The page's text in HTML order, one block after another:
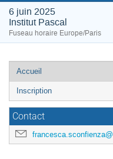
6 juin 2025
Institut Pascal
Fuseau horaire Europe/Paris
Menu
de
l'événement
Accueil
Inscription
Contact
francesca.sconfienza@universite-paris-saclay.fr